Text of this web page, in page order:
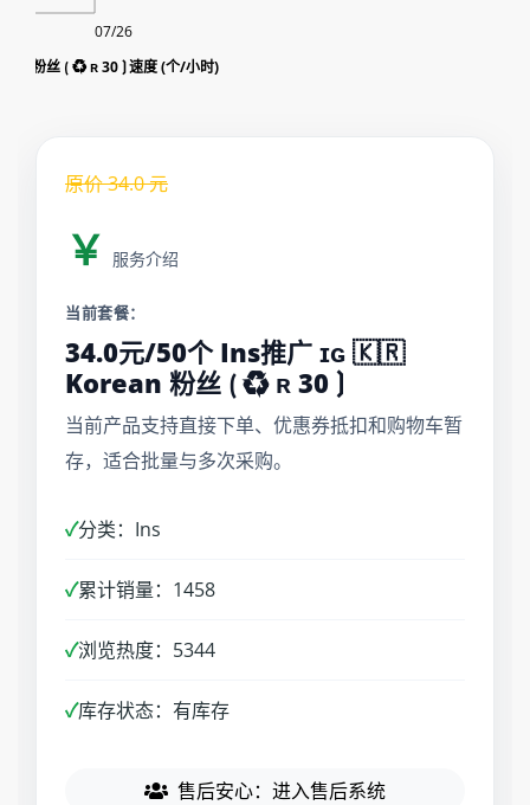
粉丝 ⟮ ♻ ʀ 30 ⟯ 速度 (个/小时)
07/26
原价34.0元
￥ 服务介绍
当前套餐：
34.0元/50个 Ins推广 ɪɢ 🇰🇷
Korean 粉丝 ⟮ ♻ ʀ 30 ⟯
当前产品支持直接下单、优惠券抵扣和购物车暂
存，适合批量与多次采购。
✓分类：Ins
✓累计销量：1458
✓浏览热度：5344
✓库存状态：有库存
售后安心：进入售后系统